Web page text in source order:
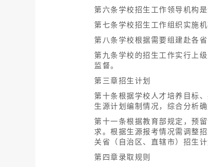
第六条学校招生工作领导机构
第七条学校招生工作组织实施
第八条学校根据需要组建赴各
第九条学校的招生工作实行上
监督。
第三章招生计划
第十条根据学校人才培养目标
生源计划编制情况，综合分析
第十一条根据教育部规定，预
求。根据生源报考情况需调整
关省（自治区、直辖市）招生
第四章录取规则